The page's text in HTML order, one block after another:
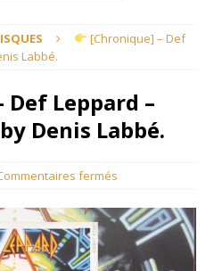
[Chronique] – Def
Labbé.
Leppard –
Denis Labbé.
fermés